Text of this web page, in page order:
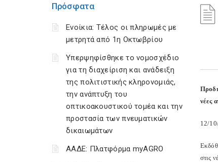
Πρόσφατα
Ενοίκια: Τέλος οι πληρωμές με
μετρητά από 1η Οκτωβρίου
Υπερψηφίσθηκε το νομοσχέδιο
για τη διαχείριση και ανάδειξη
της πολιτιστικής κληρονομιάς,
την ανάπτυξη του
οπτικοακουστικού τομέα και την
προστασία των πνευματικών
δικαιωμάτων
ΑΑΔΕ: Πλατφόρμα myAGRO
νέες
12/
στις